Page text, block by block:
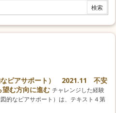
なピアサポート） 2021.11 不安
望む方向に進む チャレンジした経験
的なピアサポート）は、テキスト４第